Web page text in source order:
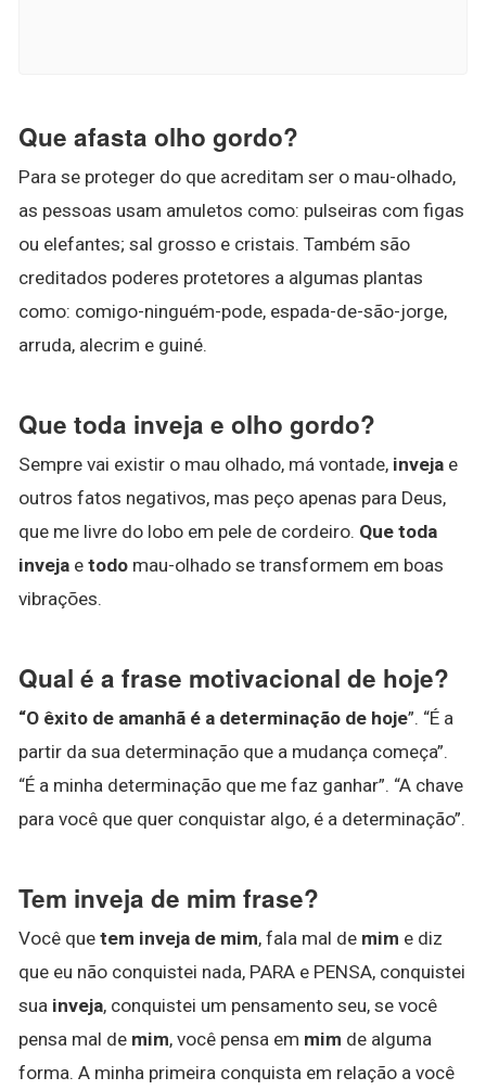
Que afasta olho gordo?
Para se proteger do que acreditam ser o mau-olhado,
as pessoas usam amuletos como: pulseiras com figas
ou elefantes; sal grosso e cristais. Também são
creditados poderes protetores a algumas plantas
como: comigo-ninguém-pode, espada-de-são-jorge,
arruda, alecrim e guiné.
Que toda inveja e olho gordo?
Sempre vai existir o mau olhado, má vontade, inveja e
outros fatos negativos, mas peço apenas para Deus,
que me livre do lobo em pele de cordeiro. Que toda
inveja e todo mau-olhado se transformem em boas
vibrações.
Qual é a frase motivacional de hoje?
“O êxito de amanhã é a determinação de hoje”. “É a
partir da sua determinação que a mudança começa”.
“É a minha determinação que me faz ganhar”. “A chave
para você que quer conquistar algo, é a determinação”.
Tem inveja de mim frase?
Você que tem inveja de mim, fala mal de mim e diz
que eu não conquistei nada, PARA e PENSA, conquistei
sua inveja, conquistei um pensamento seu, se você
pensa mal de mim, você pensa em mim de alguma
forma. A minha primeira conquista em relação a você